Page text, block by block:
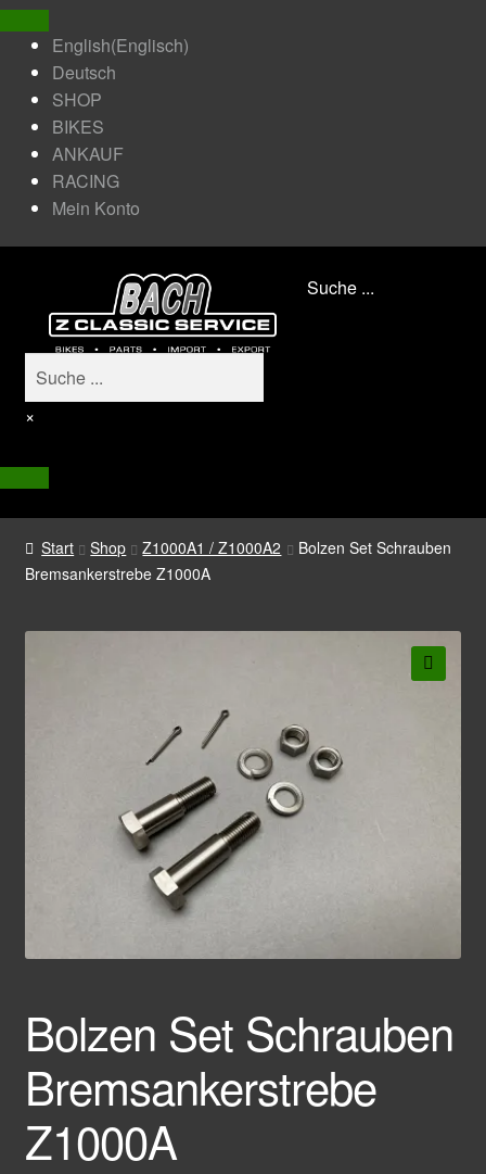
English(Englisch)
Deutsch
SHOP
BIKES
ANKAUF
RACING
Mein Konto
Suche ...
×
Start Shop Z1000A1 / Z1000A2
Bolzen Set Schrauben
Bremsankerstrebe Z1000A
Bolzen Set Schrauben
Bremsankerstrebe
Z1000A